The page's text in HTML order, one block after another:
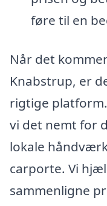
føre til en
Når det
Knabstrup, er
rigtige
vi det nemt for
lokale
carporte. Vi
sammenligne